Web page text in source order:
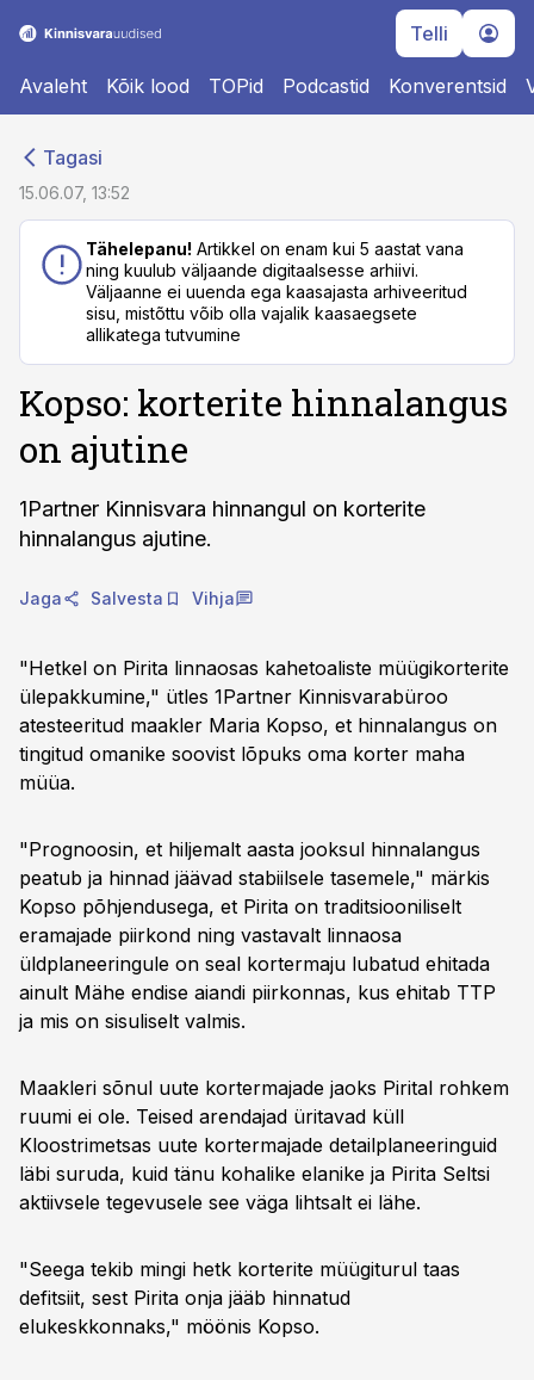
Telli
Avaleht Kõik lood TOPid Podcastid Konverentsid
Tagasi
15.06.07, 13:52
Tähelepanu! Artikkel on enam kui 5 aastat vana
ning kuulub väljaande digitaalsesse arhiivi.
Väljaanne ei uuenda ega kaasajasta arhiveeritud
sisu, mistõttu võib olla vajalik kaasaegsete
allikatega tutvumine
Kopso: korterite hinnalangus
on ajutine
1Partner Kinnisvara hinnangul on korterite
hinnalangus ajutine.
Jaga Salvesta Vihja
"Hetkel on Pirita linnaosas kahetoaliste müügikorterite
ülepakkumine," ütles 1Partner Kinnisvarabüroo
atesteeritud maakler Maria Kopso, et hinnalangus on
tingitud omanike soovist lõpuks oma korter maha
müüa.
"Prognoosin, et hiljemalt aasta jooksul hinnalangus
peatub ja hinnad jäävad stabiilsele tasemele," märkis
Kopso põhjendusega, et Pirita on traditsiooniliselt
eramajade piirkond ning vastavalt linnaosa
üldplaneeringule on seal kortermaju lubatud ehitada
ainult Mähe endise aiandi piirkonnas, kus ehitab TTP
ja mis on sisuliselt valmis.
Maakleri sõnul uute kortermajade jaoks Pirital rohkem
ruumi ei ole. Teised arendajad üritavad küll
Kloostrimetsas uute kortermajade detailplaneeringuid
läbi suruda, kuid tänu kohalike elanike ja Pirita Seltsi
aktiivsele tegevusele see väga lihtsalt ei lähe.
"Seega tekib mingi hetk korterite müügiturul taas
defitsiit, sest Pirita onja jääb hinnatud
elukeskkonnaks," möönis Kopso.